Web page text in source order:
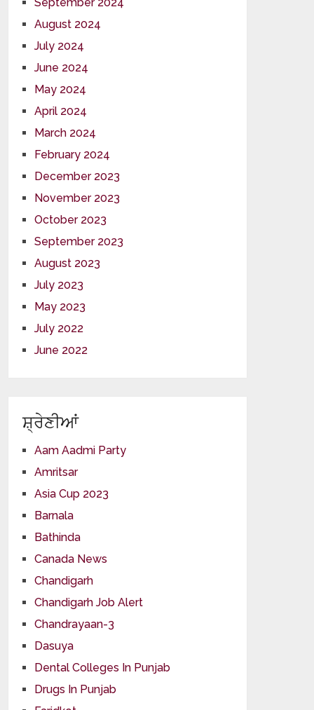
August 2024
July 2024
June 2024
May 2024
April 2024
March 2024
February 2024
December 2023
November 2023
October 2023
September 2023
August 2023
July 2023
May 2023
July 2022
June 2022
ਸ਼੍ਰੇਣੀਆਂ
Aam Aadmi Party
Amritsar
Asia Cup 2023
Barnala
Bathinda
Canada News
Chandigarh
Chandigarh Job Alert
Chandrayaan-3
Dasuya
Dental Colleges In Punjab
Drugs In Punjab